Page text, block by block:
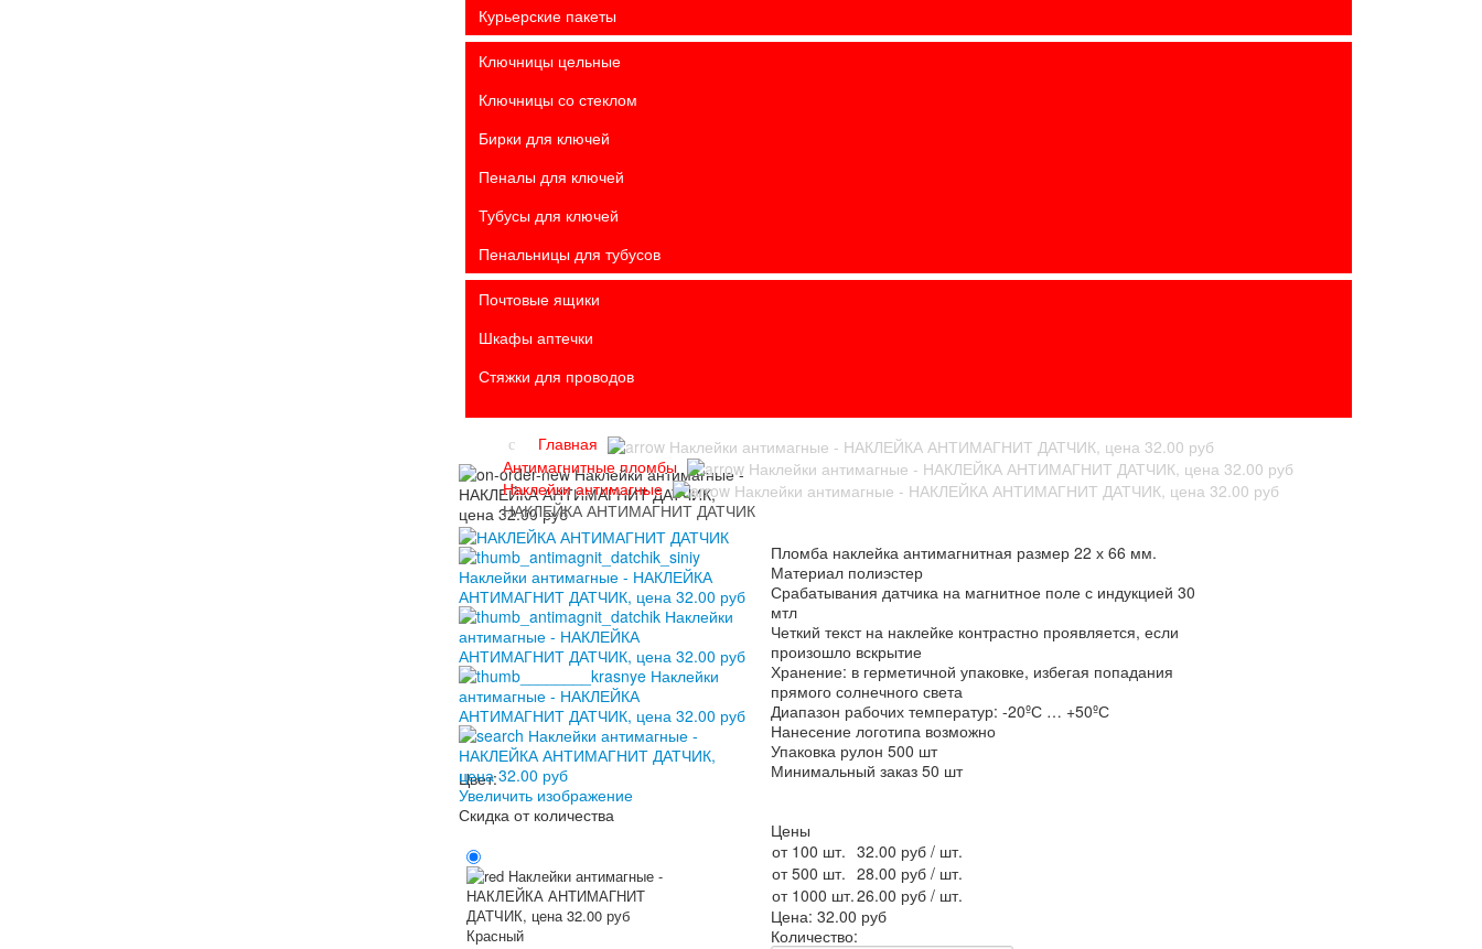
Курьерские пакеты
Ключницы цельные
Ключницы со стеклом
Бирки для ключей
Пеналы для ключей
Тубусы для ключей
Пенальницы для тубусов
Почтовые ящики
Шкафы аптечки
Стяжки для проводов
Главная
Антимагнитные пломбы
Наклейки антимагные
НАКЛЕЙКА АНТИМАГНИТ ДАТЧИК
Увеличить изображение
Скидка от количества
Цвет:
Красный
Пломба наклейка антимагнитная размер 22 х 66 мм.
Материал полиэстер
Срабатывания датчика на магнитное поле с индукцией 30
мтл
Четкий текст на наклейке контрастно проявляется, если
произошло вскрытие
Хранение: в герметичной упаковке, избегая попадания
прямого солнечного света
Диапазон рабочих температур: -20ºС … +50ºС
Нанесение логотипа возможно
Упаковка рулон 500 шт
Минимальный заказ 50 шт
Цены
от 100 шт. 32.00 руб / шт.
от 500 шт. 28.00 руб / шт.
от 1000 шт.26.00 руб / шт.
Цена: 32.00 руб
Количество: